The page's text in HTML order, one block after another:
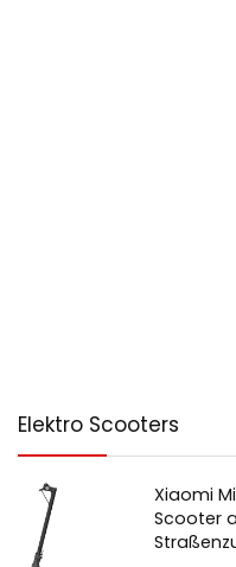
Elektro Scooters
Xiaomi
Scooter